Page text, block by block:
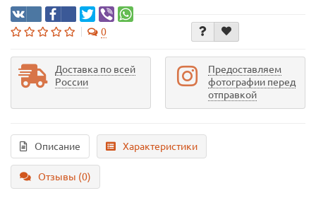
0
Доставка по всей
России
Предоставляем
фотографии перед
отправкой
Описание Характеристики
Отзывы (0)